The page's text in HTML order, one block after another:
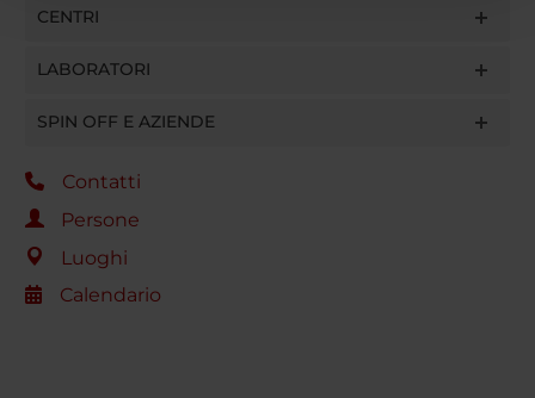
con altre informazioni che hai fornito loro o che hanno
CENTRI
LABORATORI
SPIN OFF E AZIENDE
Contatti
Persone
Luoghi
Calendario